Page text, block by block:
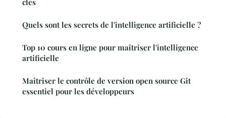
Quels sont les secrets de l'intelligence artificielle ?
Top 10 cours en ligne pour maîtriser l'intelligence
artificielle
Maîtriser le contrôle de version open source Git
essentiel pour les développeurs